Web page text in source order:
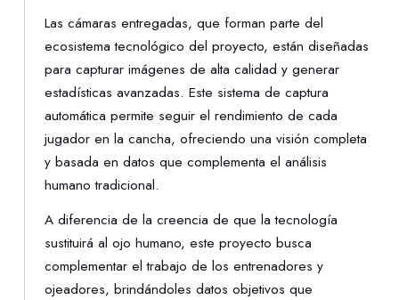
Las cámaras entregadas, que forman parte del
ecosistema tecnológico del proyecto, están diseñadas
para capturar imágenes de alta calidad y generar
estadísticas avanzadas. Este sistema de captura
automática permite seguir el rendimiento de cada
jugador en la cancha, ofreciendo una visión completa
y basada en datos que complementa el análisis
humano tradicional.
A diferencia de la creencia de que la tecnología
sustituirá al ojo humano, este proyecto busca
complementar el trabajo de los entrenadores y
ojeadores, brindándoles datos objetivos que